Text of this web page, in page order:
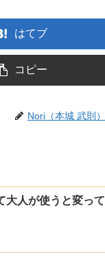
はてブ
コピー
Nori（本城 武則）
大人が使うと変って